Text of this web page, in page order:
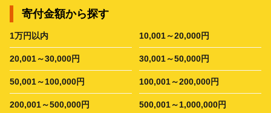
寄付金額から探す
1万円以内 10,001～20,000円
20,001～30,000円 30,001～50,000円
50,001～100,000円 100,001～200,000円
200,001～500,000円 500,001～1,000,000円